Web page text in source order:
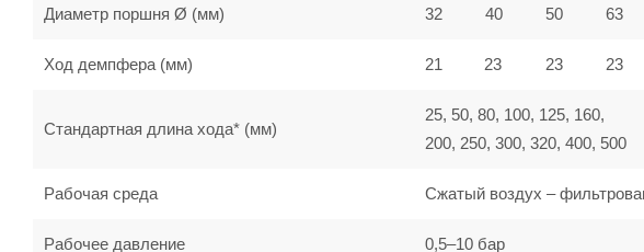
Диаметр поршня Ø (мм) 32 40 50 63
Ход демпфера (мм) 21 23 23 23
Стандартная длина хода* (мм)
25, 50, 80, 100, 125, 160,
200, 250, 300, 320, 400, 500
Рабочая среда Сжатый воздух –
Рабочее давление 0,5–10 бар